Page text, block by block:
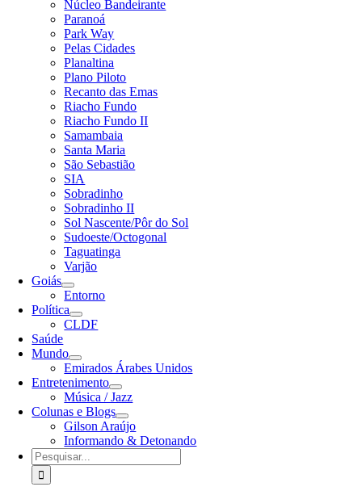
Núcleo Bandeirante
Paranoá
Park Way
Pelas Cidades
Planaltina
Plano Piloto
Recanto das Emas
Riacho Fundo
Riacho Fundo II
Samambaia
Santa Maria
São Sebastião
SIA
Sobradinho
Sobradinho II
Sol Nascente/Pôr do Sol
Sudoeste/Octogonal
Taguatinga
Varjão
Goiás
Entorno
Política
CLDF
Saúde
Mundo
Emirados Árabes Unidos
Entretenimento
Música / Jazz
Colunas e Blogs
Gilson Araújo
Informando & Detonando
Buscar
resultados
para: